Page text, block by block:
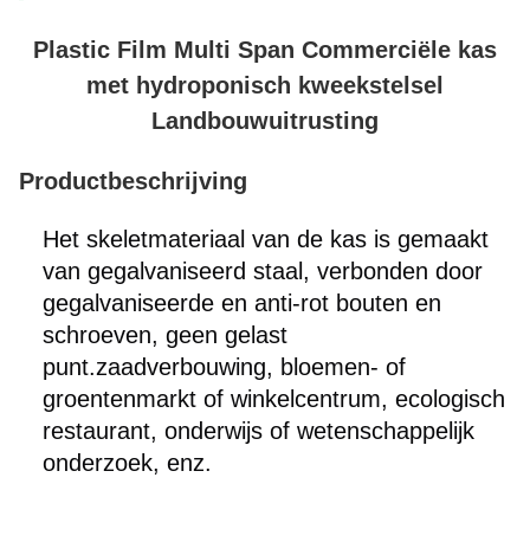
Plastic Film Multi Span Commerciële kas
met hydroponisch kweekstelsel
Landbouwuitrusting
Productbeschrijving
Het skeletmateriaal van de kas is gemaakt
van gegalvaniseerd staal, verbonden door
gegalvaniseerde en anti-rot bouten en
schroeven, geen gelast
punt.zaadverbouwing, bloemen- of
groentenmarkt of winkelcentrum, ecologisch
restaurant, onderwijs of wetenschappelijk
onderzoek, enz.